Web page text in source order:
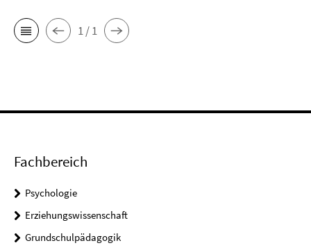
1 / 1
Fachbereich
Psychologie
Erziehungswissenschaft
Grundschulpädagogik